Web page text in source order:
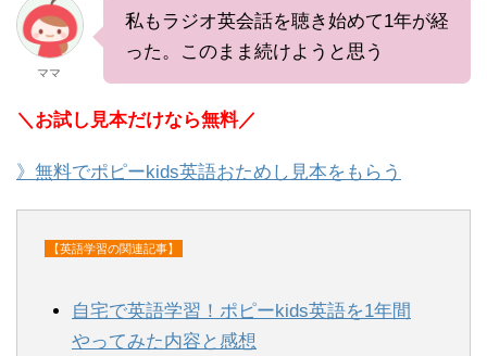
ママ
私もラジオ英会話を聴き始めて1年が経
った。このまま続けようと思う
＼お試し見本だけなら無料／
》無料でポピーkids英語おためし見本をもらう
【英語学習の関連記事】
自宅で英語学習！ポピーkids英語を1年間
やってみた内容と感想